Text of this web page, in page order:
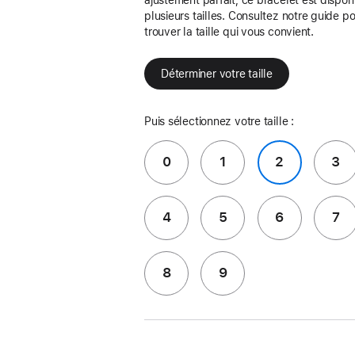
plusieurs tailles. Consultez notre guide
trouver la taille qui vous convient.
Déterminer votre taille
Puis sélectionnez votre taille :
0 1 2 3
4 5 6 7
8 9